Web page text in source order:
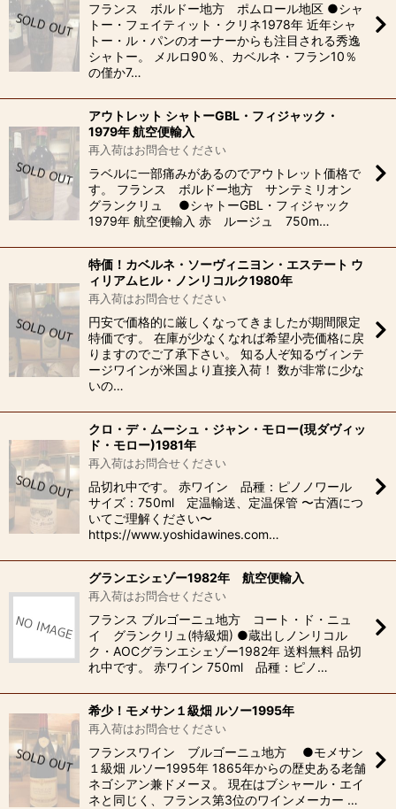
フランス ボルドー地方 ポムロール地区 ●シャ
トー・フェイティット・クリネ1978年 近年シャ
トー・ル・パンのオーナーからも注目される秀逸
シャトー。 メルロ90％、カベルネ・フラン10％
の僅か7…
アウトレット シャトーGBL・フィジャック・
1979年 航空便輸入
再入荷はお問合せください
ラベルに一部痛みがあるのでアウトレット価格で
す。 フランス ボルドー地方 サンテミリオン
グランクリュ ●シャトーGBL・フィジャック
1979年 航空便輸入 赤 ルージュ 750m…
特価！カベルネ・ソーヴィニヨン・エステート ウ
ィリアムヒル・ノンリコルク1980年
再入荷はお問合せください
円安で価格的に厳しくなってきましたが期間限定
特価です。 在庫が少なくなれば希望小売価格に戻
りますのでご了承下さい。 知る人ぞ知るヴィンテ
ージワインが米国より直接入荷！ 数が非常に少な
いの…
クロ・デ・ムーシュ・ジャン・モロー(現ダヴィッ
ド・モロー)1981年
再入荷はお問合せください
品切れ中です。 赤ワイン 品種：ピノノワール
サイズ：750ml 定温輸送、定温保管 〜古酒につ
いてご理解ください〜
https://www.yoshidawines.com…
グランエシェゾー1982年 航空便輸入
再入荷はお問合せください
フランス ブルゴーニュ地方 コート・ド・ニュ
イ グランクリュ(特級畑) ●蔵出しノンリコル
ク・AOCグランエシェゾー1982年 送料無料 品切
れ中です。 赤ワイン 750ml 品種：ピノ…
希少！モメサン１級畑 ルソー1995年
再入荷はお問合せください
フランスワイン ブルゴーニュ地方 ●モメサン
１級畑 ルソー1995年 1865年からの歴史ある老舗
ネゴシアン兼ドメーヌ。 現在はブシャール・エイ
ネと同じく、フランス第3位のワインメーカー …